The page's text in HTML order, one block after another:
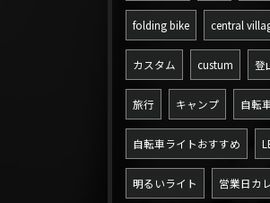
folding bike central
カスタム custum 登
旅行 キャンプ 自転
自転車ライトおすすめ
明るいライト 営業日カ